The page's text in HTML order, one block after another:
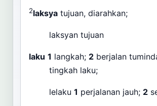
2laksya tujuan, diarahkan;
laksyan tujuan
laku 1 langkah; 2 berjalan
tingkah laku;
lelaku 1 perjalanan jauh; 2